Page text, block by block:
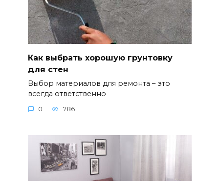
Как выбрать хорошую грунтовку
для стен
Выбор материалов для ремонта – это
всегда ответственно
0 786